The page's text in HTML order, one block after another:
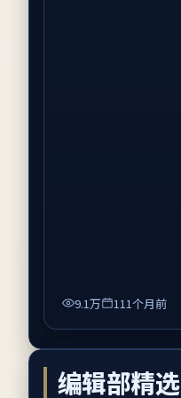
9.1万 111个月前
编辑部精选